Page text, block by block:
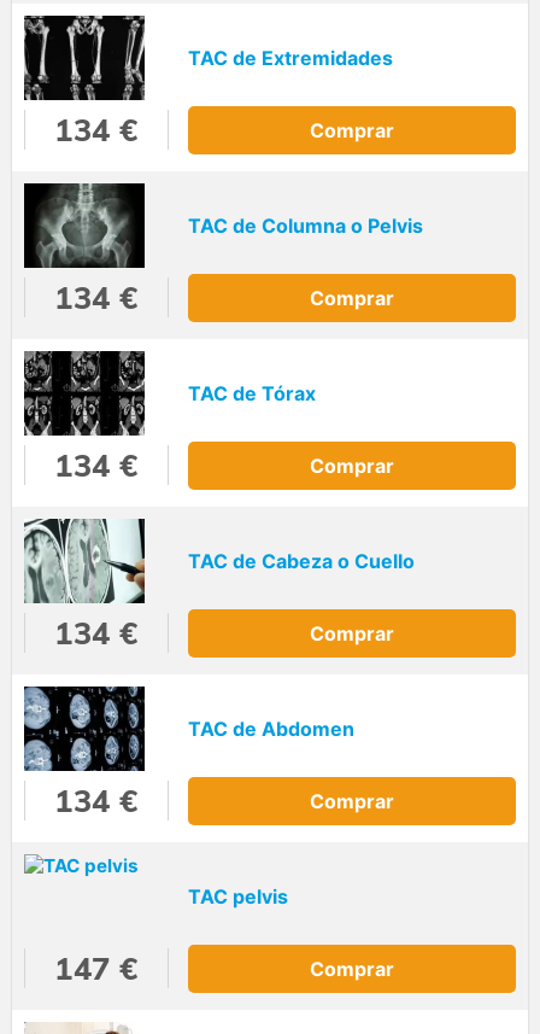
TAC de Extremidades
134 € Comprar
TAC de Columna o Pelvis
134 € Comprar
TAC de Tórax
134 € Comprar
TAC de Cabeza o Cuello
134 € Comprar
TAC de Abdomen
134 € Comprar
TAC pelvis
147 € Comprar